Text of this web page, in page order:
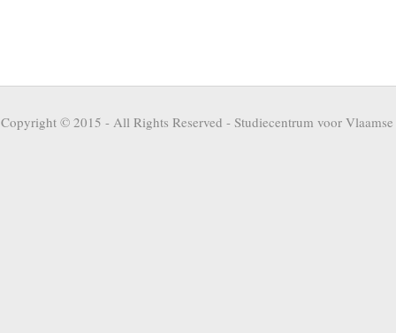
Copyright © 2015 - All Rights Reserved - Studiecentrum voor